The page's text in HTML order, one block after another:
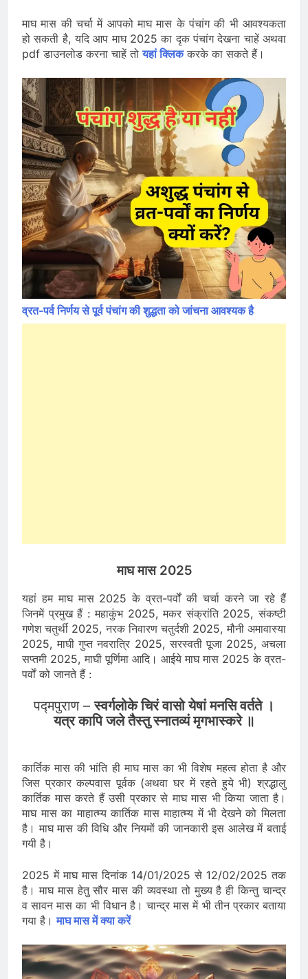
माघ मास की चर्चा में आपको माघ मास के पंचांग की भी आवश्यकता
हो सकती है, यदि आप माघ 2025 का दृक पंचांग देखना चाहें अथवा
pdf डाउनलोड करना चाहें तोयहां क्लिककरके का सकते हैं।
व्रत-पर्व निर्णय से पूर्व पंचांग की शुद्धता को जांचना आवश्यक है
माघ मास 2025
यहां हम माघ मास 2025 के व्रत-पर्वों की चर्चा करने जा रहे हैं
जिनमें प्रमुख हैं : महाकुंभ 2025, मकर संक्रांति 2025, संकष्टी
गणेश चतुर्थी 2025, नरक निवारण चतुर्दशी 2025, मौनी अमावास्या
2025, माघी गुप्त नवरात्रि 2025, सरस्वती पूजा 2025, अचला
सप्तमी 2025, माघी पूर्णिमा आदि। आईये माघ मास 2025 के व्रत-
पर्वों को जानते हैं :
पद्मपुराण –स्वर्गलोके चिरं वासो येषां मनसि वर्तते ।
यत्र कापि जले तैस्तु स्नातव्यं मृगभास्करे ॥
कार्तिक मास की भांति ही माघ मास का भी विशेष महत्व होता है और
जिस प्रकार कल्पवास पूर्वक (अथवा घर में रहते हुये भी) श्रद्धालु
कार्तिक मास करते हैं उसी प्रकार से माघ मास भी किया जाता है।
माघ मास का माहात्म्य कार्तिक मास माहात्म्य में भी देखने को मिलता
है। माघ मास की विधि और नियमों की जानकारी इस आलेख में बताई
गयी है।
2025 में माघ मास दिनांक 14/01/2025 से 12/02/2025 तक
है। माघ मास हेतु सौर मास की व्यवस्था तो मुख्य है ही किन्तु चान्द्र
व सावन मास का भी विधान है। चान्द्र मास में भी तीन प्रकार बताया
गया है।माघ मास में क्या करें